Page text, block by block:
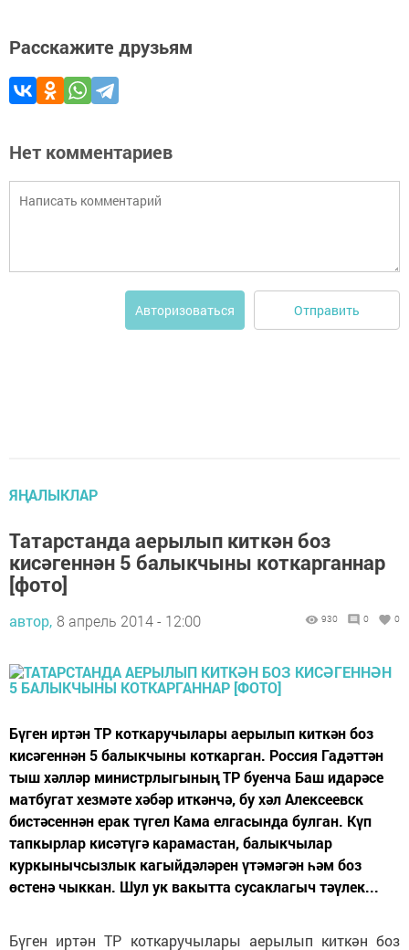
Расскажите друзьям
Нет комментариев
Авторизоваться Отправить
ЯҢАЛЫКЛАР
Татарстанда аерылып киткән боз
кисәгеннән 5 балыкчыны коткарганнар
[фото]
автор, 8 апрель 2014 - 12:00 930 0 0
Бүген иртән ТР коткаручылары аерылып киткән боз
кисәгеннән 5 балыкчыны коткарган. Россия Гадәттән
тыш хәлләр министрлыгының ТР буенча Баш идарәсе
матбугат хезмәте хәбәр иткәнчә, бу хәл Алексеевск
бистәсеннән ерак түгел Кама елгасында булган. Күп
тапкырлар кисәтүгә карамастан, балыкчылар
куркынычсызлык кагыйдәләрен үтәмәгән һәм боз
өстенә чыккан. Шул ук вакытта сусаклагыч тәүлек...
Бүген иртән ТР коткаручылары аерылып киткән боз